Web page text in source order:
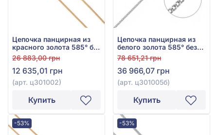
Цепочка панцирная из
красного золота 585° без
вставки, арт. ц301002
26 883,00 грн
12 635,01 грн
(арт. ц301002)
Купить
Цепочка панцирная из
белого золота 585° без
вставки, арт. ц301005б
78 651,21 грн
36 966,07 грн
(арт. ц301005б)
Купить
-53% -53%